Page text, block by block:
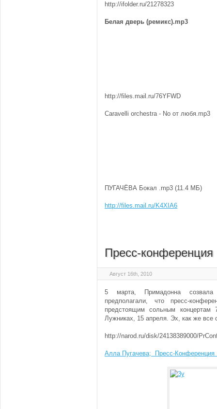
http://ifolder.ru/21278323
Белая дверь (ремикс).mp3
http://files.mail.ru/76YFWD
Caravelli orchestra - No от любя.mp3
ПУГАЧЁВА Бокал .mp3 (11.4 МБ)
http://files.mail.ru/K4XIA6
Пресс-
Август 16th, 2010
5 марта, Примадонна созвала
предполагали, что пресс-
предстоящим сольным
Лужниках, 15 апреля. Эх, как же все
http://narod.ru/disk/24138389000/
Алла Пугачева; Пресс-Конференция